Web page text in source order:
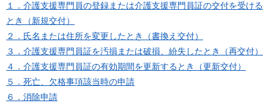
１．介護支援専門員の登録または介護支援専門員証の交付を受ける
とき（新規交付）
２．氏名または住所を変更したとき（書換え交付）
３．介護支援専門員証を汚損または破損、紛失したとき（再交付）
４．介護支援専門員証の有効期間を更新するとき（更新交付）
５．死亡、欠格事項該当時の申請
６．消除申請